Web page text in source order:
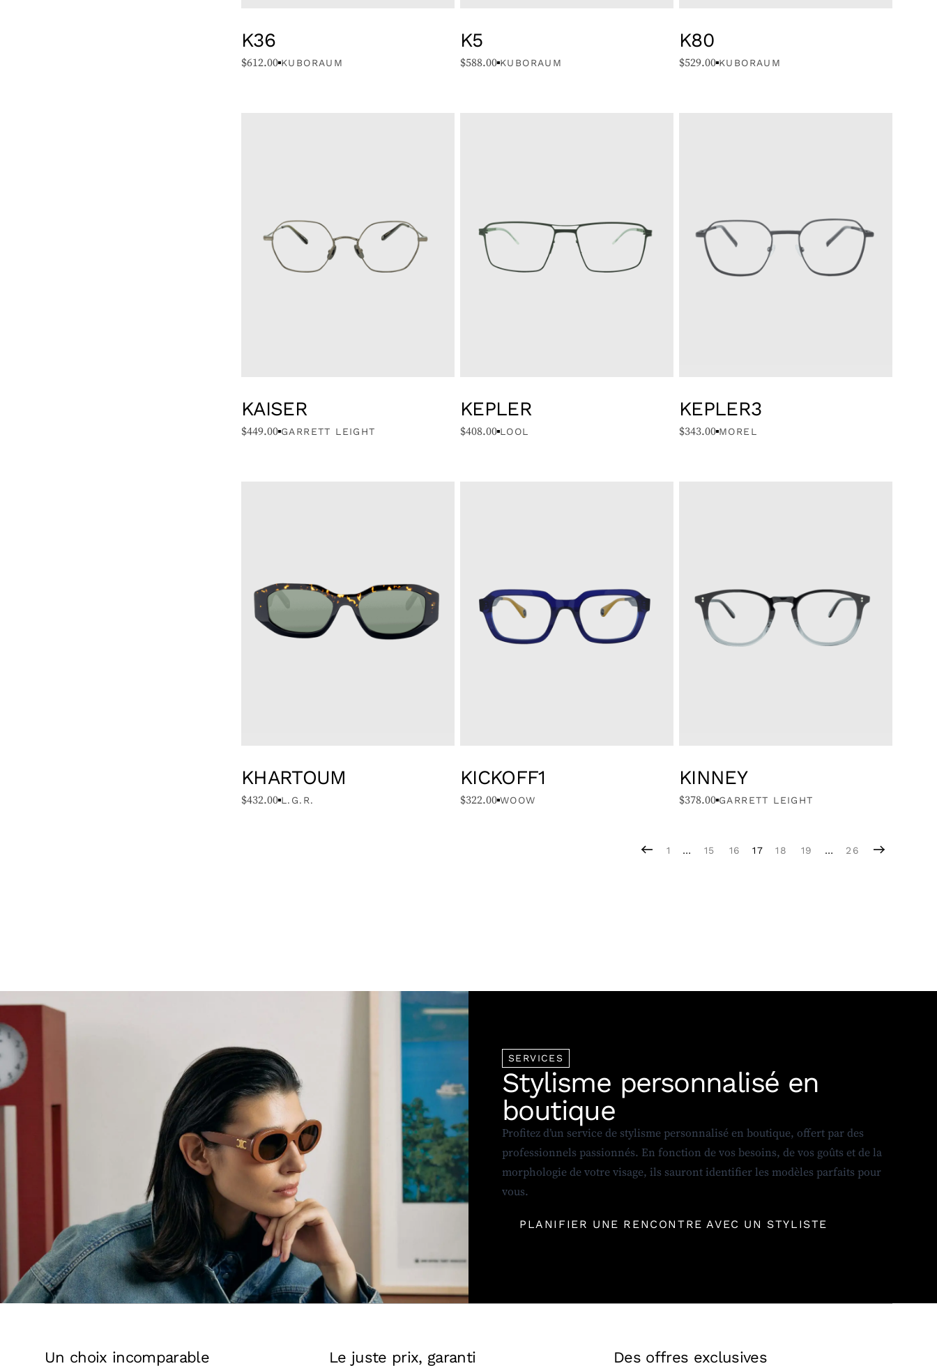
K36
$612.00 KUBORAUM
K5
$588.00 KUBORAUM
K80
$529.00 KUBORAUM
KAISER
$449.00 GARRETT LEIGHT
KEPLER
$408.00 LOOL
KEPLER3
$343.00 MOREL
KHARTOUM
$432.00 L.G.R.
KICKOFF1
$322.00 WOOW
KINNEY
$378.00 GARRETT LEIGHT
1 … 15 16 17 18 19 … 26
SERVICES
Stylisme personnalisé en
boutique
Profitez d’un service de stylisme personnalisé en boutique, offert par des
professionnels passionnés. En fonction de vos besoins, de vos goûts et de la
morphologie de votre visage, ils sauront identifier les modèles parfaits pour
vous.
PLANIFIER UNE RENCONTRE AVEC UN STYLISTE
Un choix incomparable Le juste prix, garanti Des offres exclusives